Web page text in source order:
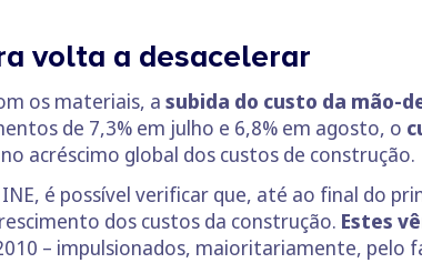
volta a desacelerar
os materiais, a subida do custo da mão-
de 7,3% em julho e 6,8% em agosto, o
acréscimo global dos custos de construção.
é possível verificar que, até ao final do
dos custos da construção. Estes
– impulsionados, maioritariamente, pelo